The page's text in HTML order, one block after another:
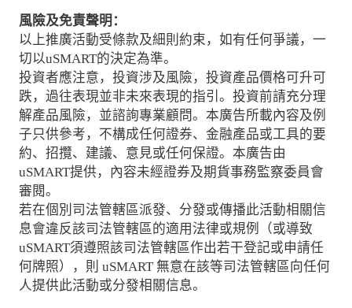
風險及免責聲明：
以上推廣活動受條款及細則約束，如有任何爭議，一
切以uSMART的決定為準。
投資者應注意，投資涉及風險，投資產品價格可升可
跌，過往表現並非未來表現的指引。投資前請充分理
解產品風險，並諮詢專業顧問。本廣告所載內容及例
子只供參考，不構成任何證券、金融產品或工具的要
約、招攬、建議、意見或任何保證。本廣告由
uSMART提供，內容未經證券及期貨事務監察委員會
審閱。
若在個別司法管轄區派發、分發或傳播此活動相關信
息會違反該司法管轄區的適用法律或規例（或導致
uSMART須遵照該司法管轄區作出若干登記或申請任
何牌照），則 uSMART 無意在該等司法管轄區向任何
人提供此活動或分發相關信息。